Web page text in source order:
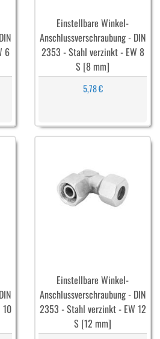
6
Einstellbare Winkel-
Anschlussverschraubung - DIN
2353 - Stahl verzinkt - EW 8
S [8 mm]
5,78 €
Einstellbare Winkel-
Anschlussverschraubung - DIN
2353 - Stahl verzinkt - EW 12
S [12 mm]